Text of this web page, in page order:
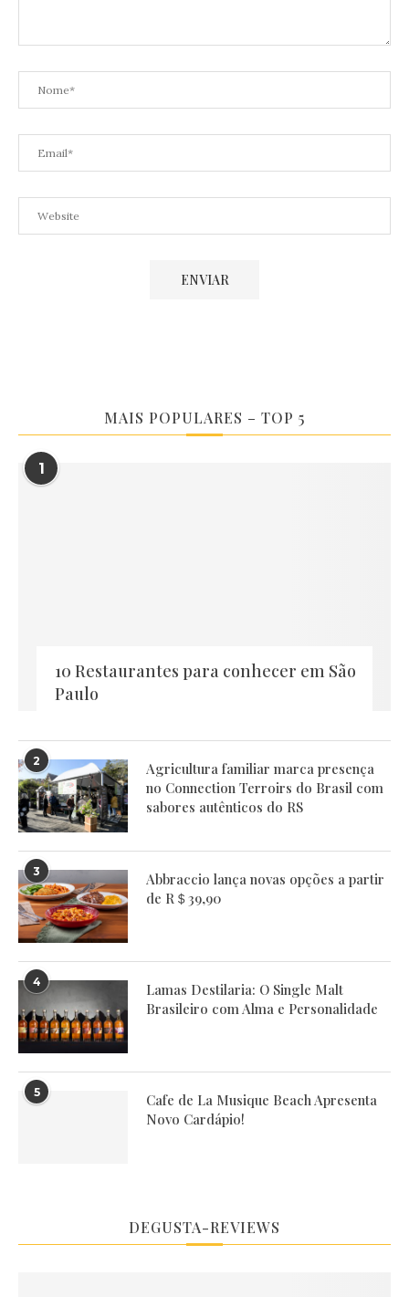
MAIS POPULARES – TOP 5
1
10 Restaurantes para conhecer em São
Paulo
2
Agricultura familiar marca presença
no Connection Terroirs do Brasil com
sabores autênticos do RS
3
Abbraccio lança novas opções a partir
de R＄39,90
4
Lamas Destilaria: O Single Malt
Brasileiro com Alma e Personalidade
5
Cafe de La Musique Beach Apresenta
Novo Cardápio!
DEGUSTA-REVIEWS